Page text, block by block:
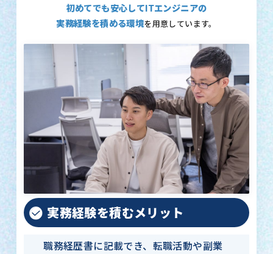
初めてでも安心してITエンジニアの
実務経験を積める環境を用意しています。
実務経験を積むメリット
職務経歴書に記載でき、転職活動や副業